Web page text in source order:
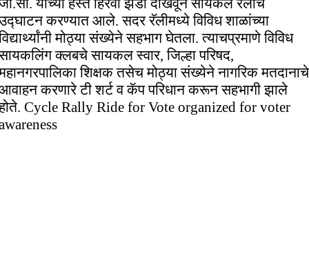
यांच्या हस्ते हिरवी झेंडी दाखवून सायकल रॅलीचे
करण्यात आले. सदर रॅलीमध्ये विविध शाळांच्या
मोठ्या संख्येने सहभाग घेतला. त्याचप्रमाणे विविध
क्लबचे सायकल स्वार, जिल्हा परिषद,
शिक्षक तसेच मोठ्या संख्येने नागरिक मतदानाचे
करणारे टी शर्ट व कॅप परिधान करून सहभागी झाले
Cycle Rally Ride for Vote organized for voter